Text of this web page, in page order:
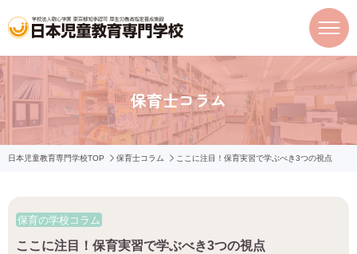
保育士コラム
日本児童教育専門学校TOP 保育士コラム ここに注目！保育実習で学ぶべき3つの視点
保育の学校コラム
ここに注目！保育実習で学ぶべき3つの視点